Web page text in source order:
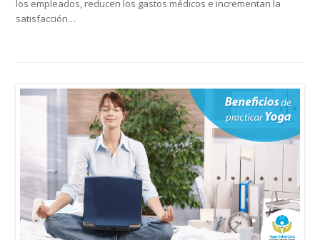
los empleados, reducen los gastos médicos e incrementan la
satisfacción…